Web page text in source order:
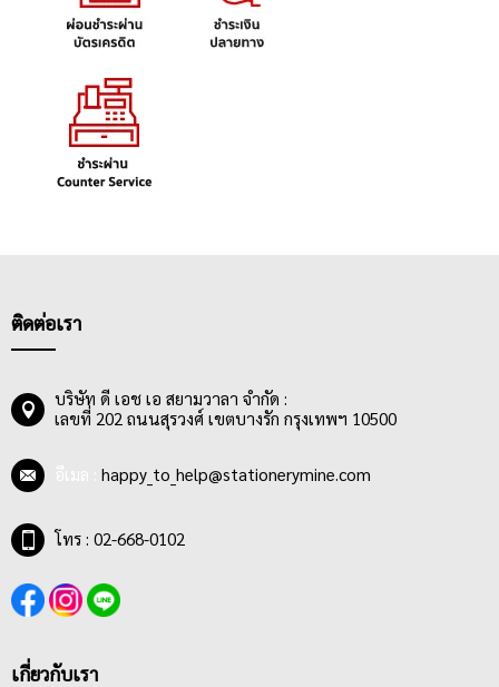
ติดต่อเรา
บริษัท ดี เอช เอ สยามวาลา จำกัด :
เลขที่ 202 ถนนสุรวงศ์ เขตบางรัก กรุงเทพฯ 10500
happy_to_help@stationerymine.com
โทร : 02-668-0102
เกี่ยวกับเรา